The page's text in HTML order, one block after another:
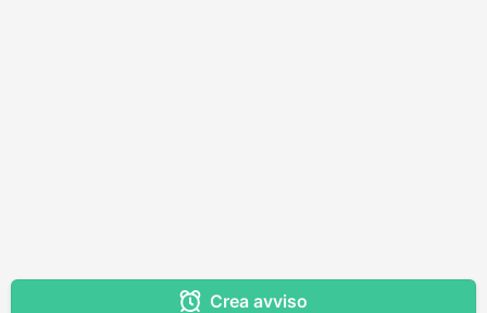
Crea avviso